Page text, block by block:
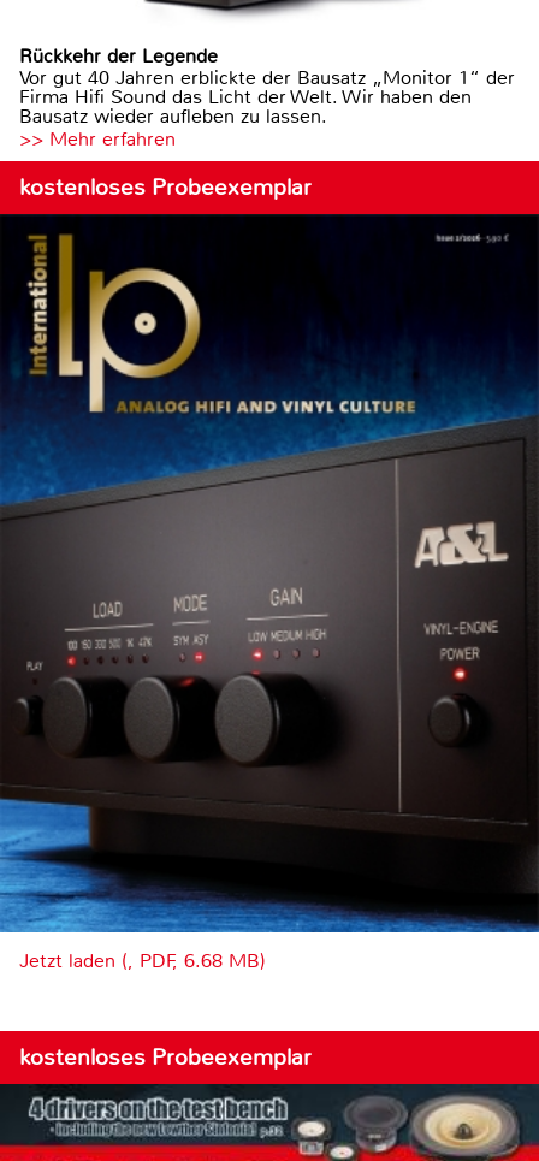
Rückkehr der Legende
Vor gut 40 Jahren erblickte der Bausatz „Monitor 1“ der
Firma Hifi Sound das Licht der Welt. Wir haben den
Bausatz wieder aufleben zu lassen.
>> Mehr erfahren
kostenloses Probeexemplar
Jetzt laden (, PDF, 6.68 MB)
kostenloses Probeexemplar